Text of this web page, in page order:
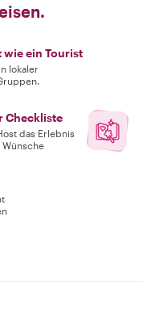
wie ein Tourist
lokaler
Checkliste
das Erlebnis